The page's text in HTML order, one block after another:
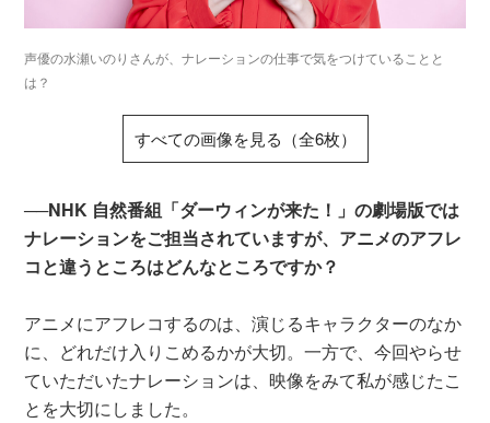
声優の水瀬いのりさんが、ナレーションの仕事で気をつけていることと
は？
すべての画像を見る（全6枚）
──NHK 自然番組「ダーウィンが来た！」の劇場版では
ナレーションをご担当されていますが、アニメのアフレ
コと違うところはどんなところですか？
アニメにアフレコするのは、演じるキャラクターのなか
に、どれだけ入りこめるかが大切。一方で、今回やらせ
ていただいたナレーションは、映像をみて私が感じたこ
とを大切にしました。